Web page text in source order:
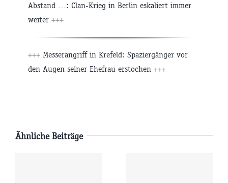
Abstand …: Clan-Krieg in Berlin eskaliert immer
weiter +++
+++ Messerangriff in Krefeld: Spaziergänger vor
den Augen seiner Ehefrau erstochen +++
Ähnliche Beiträge